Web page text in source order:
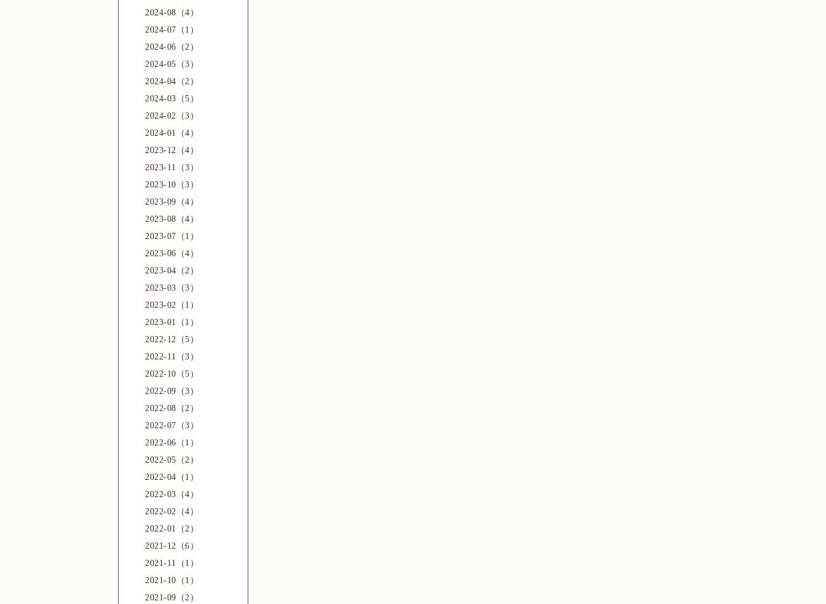
2024-08（4）
2024-07（1）
2024-06（2）
2024-05（3）
2024-04（2）
2024-03（5）
2024-02（3）
2024-01（4）
2023-12（4）
2023-11（3）
2023-10（3）
2023-09（4）
2023-08（4）
2023-07（1）
2023-06（4）
2023-04（2）
2023-03（3）
2023-02（1）
2023-01（1）
2022-12（5）
2022-11（3）
2022-10（5）
2022-09（3）
2022-08（2）
2022-07（3）
2022-06（1）
2022-05（2）
2022-04（1）
2022-03（4）
2022-02（4）
2022-01（2）
2021-12（6）
2021-11（1）
2021-10（1）
2021-09（2）